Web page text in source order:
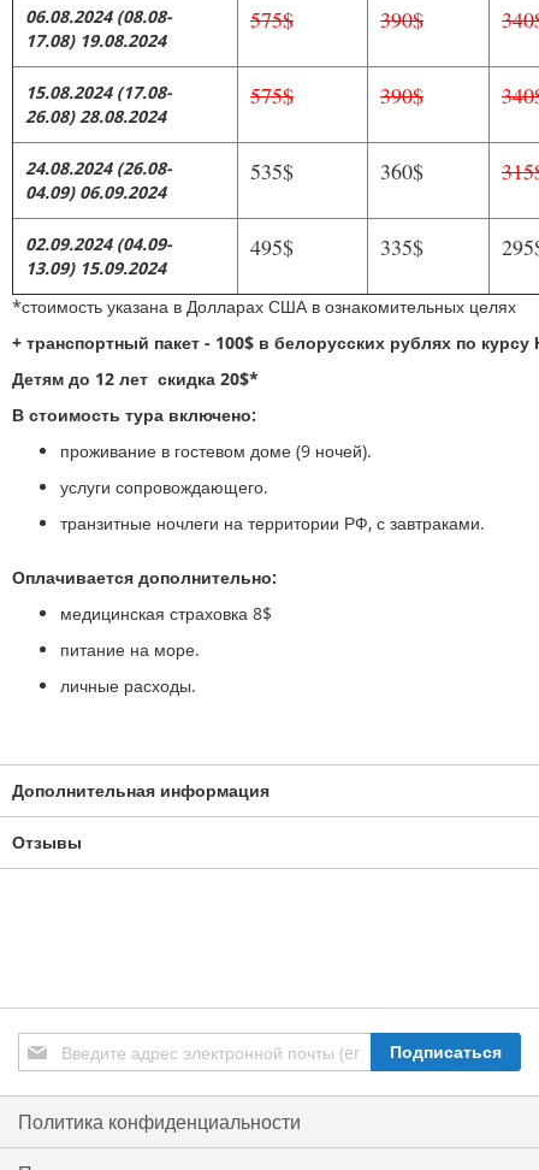
06.08.2024(08.08-
17.08) 19.08.2024
575$ 390$
15.08.2024 (17.08-
26.08)28.08.2024
575$ 390$
24.08.2024 (26.08-
04.09)06.09.2024
535$ 360$
02.09.2024 (04.09-
13.09)15.09.2024
495$ 335$
*стоимость указана в Долларах США в ознакомительных целях
+ транспортный пакет - 100$ в белорусских рублях по курсу
Детям до 12 лет скидка 20$*
В стоимость тура включено:
проживание в гостевом доме (9 ночей).
услуги сопровождающего.
транзитные ночлеги на территории РФ, с завтраками.
Оплачивается дополнительно:
медицинская страховка 8$
питание на море.
личные расходы.
Дополнительная информация
Отзывы
Подписаться
на
нашу
рассылку:
Подписаться
Политика конфиденциальности